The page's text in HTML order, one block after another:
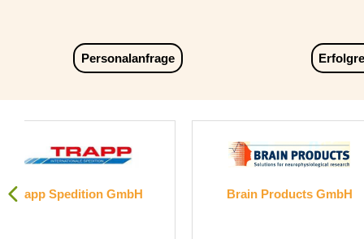
Personalanfrage
Brain Products GmbH
Engelbert